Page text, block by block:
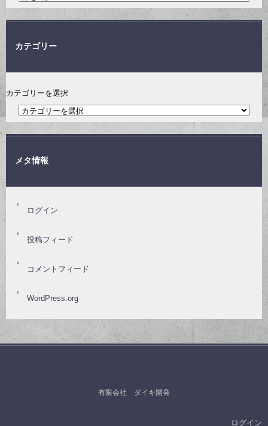
カテゴリー
カテゴリーを選択
メタ情報
ログイン
投稿フィード
コメントフィード
WordPress.org
有限会社 ダイキ開発
ログイン